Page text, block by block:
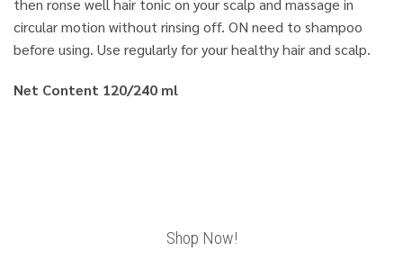
circular motion without rinsing off. ON need to shampoo
before using. Use regularly for your healthy hair and scalp.
Net Content 120/240 ml
Shop Now!